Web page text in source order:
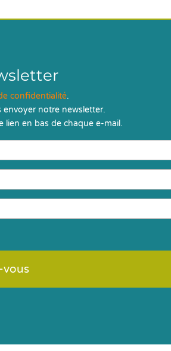
confidentialité.
notre newsletter.
lien en bas de chaque e-mail.